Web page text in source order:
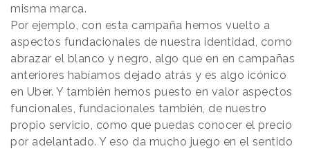
misma marca.
Por ejemplo, con esta campaña hemos vuelto a
aspectos fundacionales de nuestra identidad, como
abrazar el blanco y negro, algo que en en campañas
anteriores habíamos dejado atrás y es algo icónico
en Uber. Y también hemos puesto en valor aspectos
funcionales, fundacionales también, de nuestro
propio servicio, como que puedas conocer el precio
por adelantado. Y eso da mucho juego en el sentido